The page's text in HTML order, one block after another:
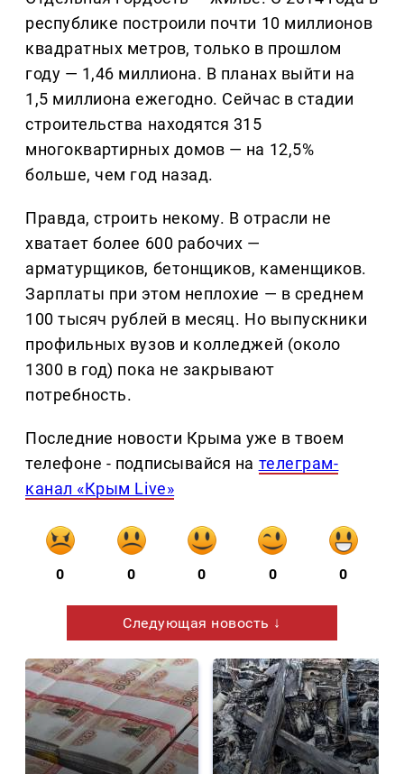
республике построили почти 10 миллионов
квадратных метров, только в прошлом
году — 1,46 миллиона. В планах выйти на
1,5 миллиона ежегодно. Сейчас в стадии
строительства находятся 315
многоквартирных домов — на 12,5%
больше, чем год назад.
Правда, строить некому. В отрасли не
хватает более 600 рабочих —
арматурщиков, бетонщиков, каменщиков.
Зарплаты при этом неплохие — в среднем
100 тысяч рублей в месяц. Но выпускники
профильных вузов и колледжей (около
1300 в год) пока не закрывают
потребность.
Последние новости Крыма уже в твоем
телефоне - подписывайся на телеграм-
канал «Крым Live»
0 0 0 0 0
Следующая новость ↓